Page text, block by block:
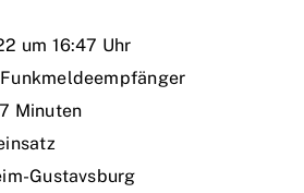
um 16:47 Uhr
Minuten
Gustavsburg